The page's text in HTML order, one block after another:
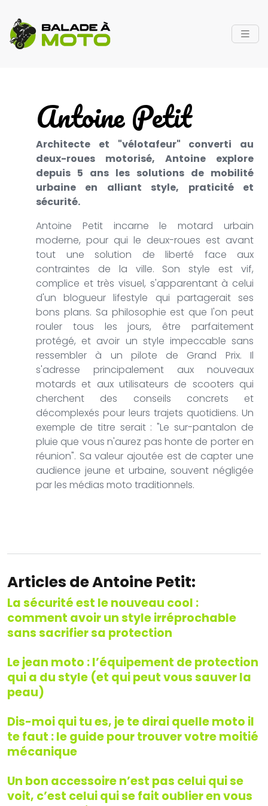
Antoine Petit
Architecte et "vélotafeur" converti au
deux-roues motorisé, Antoine explore
depuis 5 ans les solutions de mobilité
urbaine en alliant style, praticité et
sécurité.
Antoine Petit incarne le motard urbain
moderne, pour qui le deux-roues est avant
tout une solution de liberté face aux
contraintes de la ville. Son style est vif,
complice et très visuel, s'apparentant à celui
d'un blogueur lifestyle qui partagerait ses
bons plans. Sa philosophie est que l'on peut
rouler tous les jours, être parfaitement
protégé, et avoir un style impeccable sans
ressembler à un pilote de Grand Prix. Il
s'adresse principalement aux nouveaux
motards et aux utilisateurs de scooters qui
cherchent des conseils concrets et
décomplexés pour leurs trajets quotidiens. Un
exemple de titre serait : "Le sur-pantalon de
pluie que vous n'aurez pas honte de porter en
réunion". Sa valeur ajoutée est de capter une
audience jeune et urbaine, souvent négligée
par les médias moto traditionnels.
Articles de Antoine Petit:
La sécurité est le nouveau cool :
comment avoir un style irréprochable
sans sacrifier sa protection
Le jean moto : l’équipement de protection
qui a du style (et qui peut vous sauver la
peau)
Dis-moi qui tu es, je te dirai quelle moto il
te faut : le guide pour trouver votre moitié
mécanique
Un bon accessoire n’est pas celui qui se
voit, c’est celui qui se fait oublier en vous